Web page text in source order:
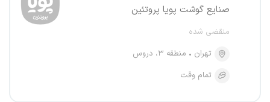
صنایع گوشت پویا پروتئین
منقضی شده
تهران
منطقه ۳، دروس
تمام وقت